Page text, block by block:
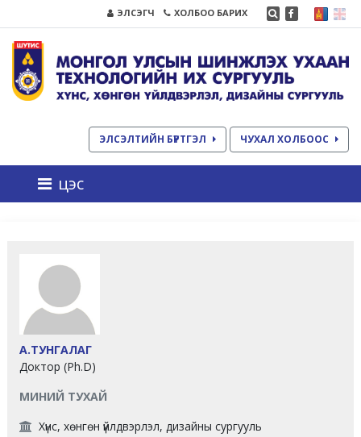
ЭЛСЭГЧ ХОЛБОО БАРИХ
ЭЛСЭЛТИЙН БҮРТГЭЛ ЧУХАЛ ХОЛБООС
цэс
А.ТУНГАЛАГ
Доктор (Ph.D)
МИНИЙ ТУХАЙ
Хүнс, хөнгөн үйлдвэрлэл, дизайны сургууль